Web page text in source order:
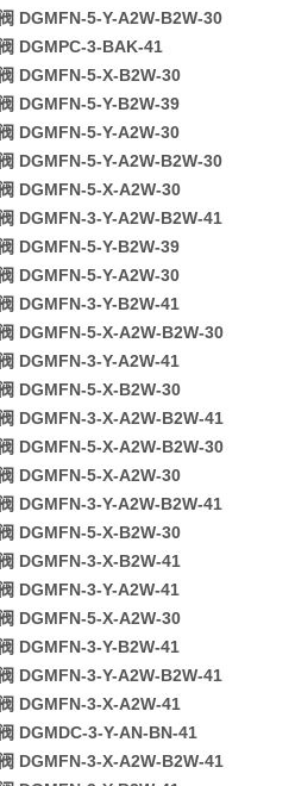
DGMFN-5-Y-A2W-B2W-30
DGMPC-3-BAK-41
DGMFN-5-X-B2W-30
DGMFN-5-Y-B2W-39
DGMFN-5-Y-A2W-30
DGMFN-5-Y-A2W-B2W-30
DGMFN-5-X-A2W-30
DGMFN-3-Y-A2W-B2W-41
DGMFN-5-Y-B2W-39
DGMFN-5-Y-A2W-30
DGMFN-3-Y-B2W-41
DGMFN-5-X-A2W-B2W-30
DGMFN-3-Y-A2W-41
DGMFN-5-X-B2W-30
DGMFN-3-X-A2W-B2W-41
DGMFN-5-X-A2W-B2W-30
DGMFN-5-X-A2W-30
DGMFN-3-Y-A2W-B2W-41
DGMFN-5-X-B2W-30
DGMFN-3-X-B2W-41
DGMFN-3-Y-A2W-41
DGMFN-5-X-A2W-30
DGMFN-3-Y-B2W-41
DGMFN-3-Y-A2W-B2W-41
DGMFN-3-X-A2W-41
DGMDC-3-Y-AN-BN-41
DGMFN-3-X-A2W-B2W-41